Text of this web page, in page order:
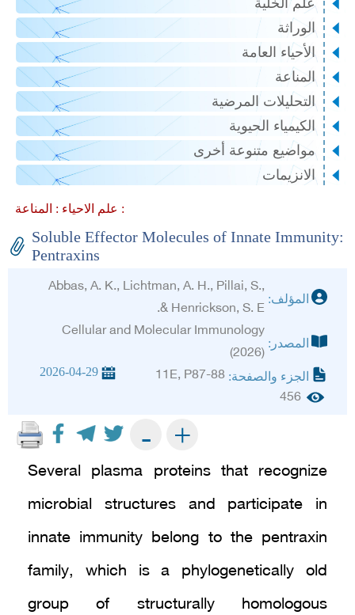
علم الخلية
الوراثة
الأحياء العامة
المناعة
التحليلات المرضية
الكيمياء الحيوية
مواضيع متنوعة أخرى
الانزيمات
علم الاحياء : المناعة :
Soluble Effector Molecules of Innate Immunity:
Pentraxins
المؤلف:
Abbas, A. K., Lichtman, A. H., Pillai, S.,
& Henrickson, S. E.
المصدر:
Cellular and Molecular Immunology
(2026)
الجزء والصفحة: 11E, P87-88
2026-04-29
456
+
-
Several plasma proteins that recognize
microbial structures and participate in
innate immunity belong to the pentraxin
family, which is a phylogenetically old
group of structurally homologous